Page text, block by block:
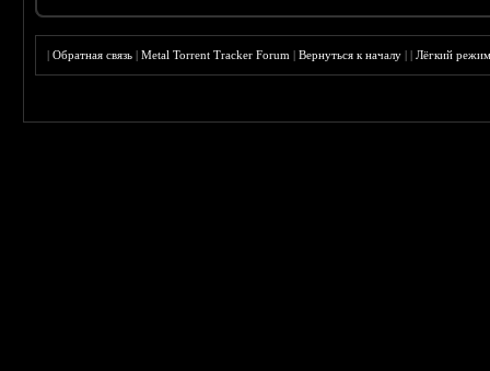
|Обратная связь |Metal Torrent Tracker Forum |Вернуться к началу ||Лёгкий